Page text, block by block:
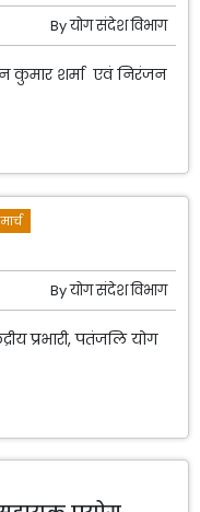
Byयोग संदेश विभाग
कुमार शर्मा एवं निरंजन
मार्च
Byयोग संदेश विभाग
प्रभारी, पतंजलि योग